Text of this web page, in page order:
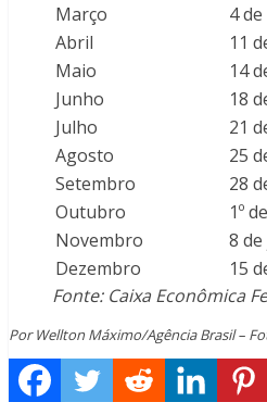
Março
4
Abril
11
Maio
14
Junho
18
Julho
21
Agosto
25
Setembro
28
Outubro
1º
Novembro
8
Dezembro
15
Fonte: Caixa Econômica
Por Wellton Máximo/Agência Brasil –